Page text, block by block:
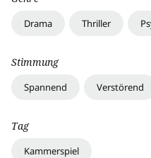
Drama Thriller
Stimmung
Spannend Verstörend
Tag
Kammerspiel